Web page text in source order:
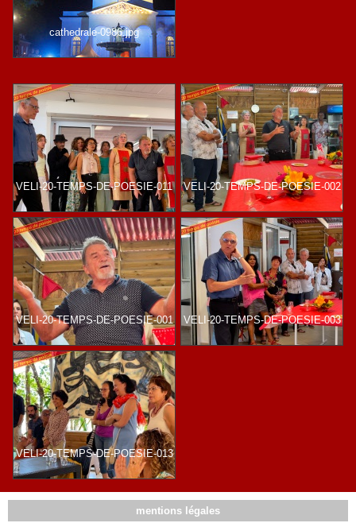
cathedrale-0986.jpg
VELI-20-TEMPS-DE-POESIE-011 VELI-20-TEMPS-DE-POESIE-002
VELI-20-TEMPS-DE-POESIE-001 VELI-20-TEMPS-DE-POESIE-003
VELI-20-TEMPS-DE-POESIE-013
mentions légales